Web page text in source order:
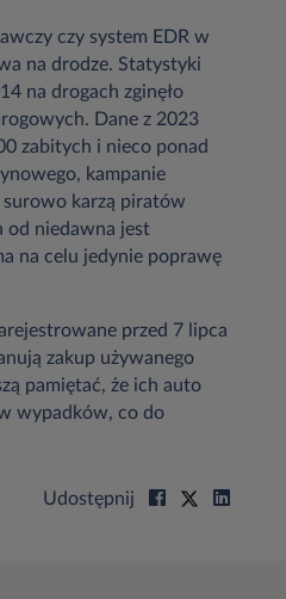
czy system EDR w
na drodze. Statystyki
na drogach zginęło
Dane z 2023
zabitych i nieco ponad
kampanie
surowo karzą piratów
od niedawna jest
na celu jedynie poprawę
przed 7 lipca
zakup używanego
pamiętać, że ich auto
wypadków, co do
Udostępnij